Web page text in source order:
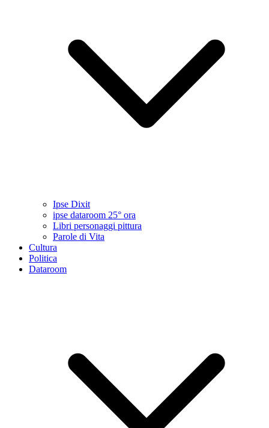
Ipse Dixit
ipse dataroom 25° ora
Libri personaggi pittura
Parole di Vita
Cultura
Politica
Dataroom